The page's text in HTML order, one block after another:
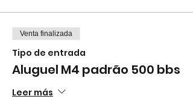
Venta finalizada
Tipo de entrada
Aluguel M4 padrão 500 bbs
Leer más